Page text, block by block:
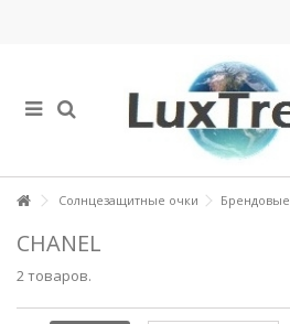
Солнцезащитные очки Брендовые
CHANEL
2 товаров.